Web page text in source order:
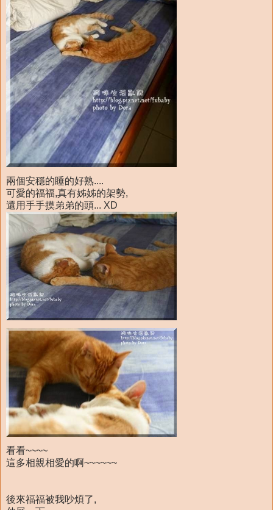
兩個安穩的睡的好熟....
可愛的福福,真有姊姊的架勢,
還用手手摸弟弟的頭... XD
看看~~~~
這多相親相愛的啊~~~~~~
後來福福被我吵煩了,